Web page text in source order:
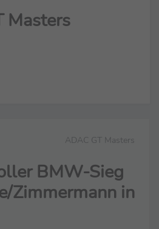
Masters
ADAC GT Masters
BMW-Sieg
Zimmermann in